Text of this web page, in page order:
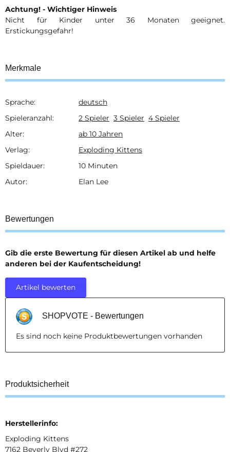
Achtung! - Wichtiger Hinweis
Nicht für Kinder unter 36 Monaten geeignet.
Erstickungsgefahr!
Merkmale
Produkteigenschaft
Wert
Sprache:
deutsch
Spieleranzahl:
2 Spieler 3 Spieler 4 Spieler
Alter:
ab 10 Jahren
Verlag:
Exploding Kittens
Spieldauer:
10 Minuten
Autor:
Elan Lee
Bewertungen
Gib die erste Bewertung für diesen Artikel ab und helfe
anderen bei der Kaufentscheidung!
Artikel bewerten
SHOPVOTE - Bewertungen
Es sind noch keine Produktbewertungen vorhanden
Produktsicherheit
Herstellerinfo:
Exploding Kittens
7162 Beverly Blvd #272